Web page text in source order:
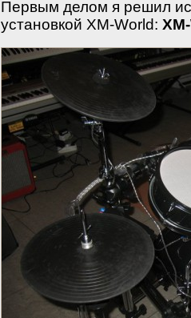
Первым делом я решил
установкой ХM-World: